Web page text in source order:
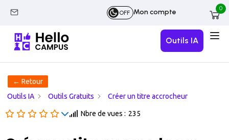
OFF Mon compte 0
Outils IA
← Retour
Outils IA
Outils Gratuits Créer un titre accrocheur
Nbre de vues : 235